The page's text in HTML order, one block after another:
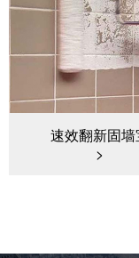
速效翻新固墙